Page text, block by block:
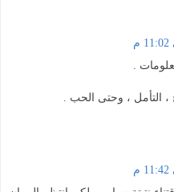
.
، التأمل ، وحتى الحب .